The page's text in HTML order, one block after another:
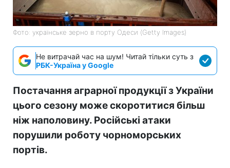
Фото: українське зерно в порту Одеси (Getty Images)
Не витрачай час на шум! Читай тільки суть з
РБК-Україна у Google
Постачання аграрної продукції з України
цього сезону може скоротитися більш
ніж наполовину. Російські атаки
порушили роботу чорноморських
портів.